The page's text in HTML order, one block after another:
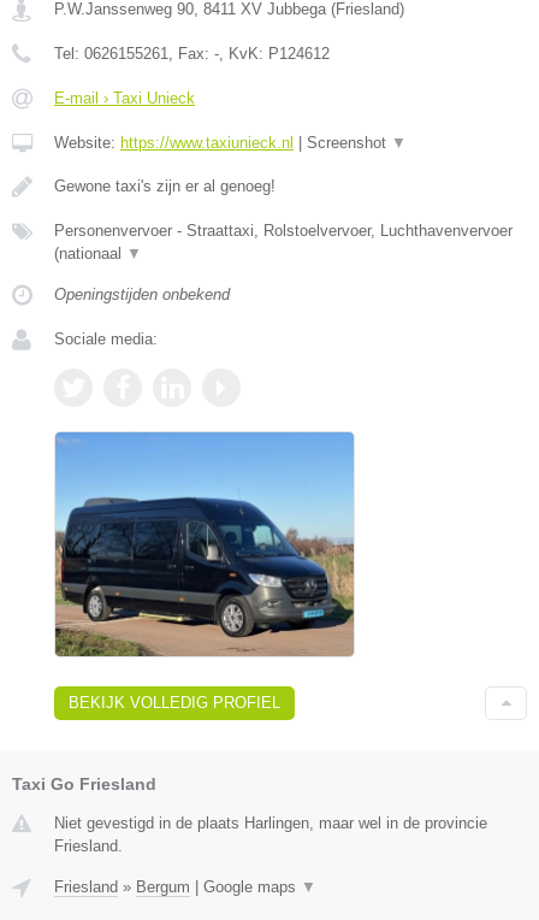
P.W.Janssenweg 90, 8411 XV Jubbega(Friesland)
Tel: 0626155261, Fax: -, KvK: P124612
E-mail › Taxi Unieck
Website: https://www.taxiunieck.nl Screenshot ▼
Gewone taxi's zijn er al genoeg!
Personenvervoer - Straattaxi, Rolstoelvervoer, Luchthavenvervoer
(nationaal
▼
Openingstijden onbekend
Sociale media:
BEKIJK VOLLEDIG PROFIEL
Taxi Go Friesland
Niet gevestigd in de plaats Harlingen, maar wel in de provincie
Friesland.
Friesland » Bergum Google maps ▼